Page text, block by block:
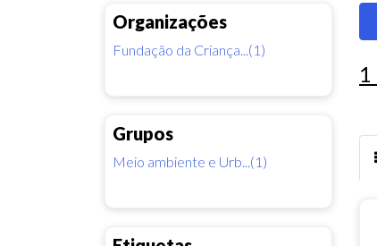
Organizações
Fundação da Criança...(1)
Grupos
Meio ambiente e Urb...(1)
1